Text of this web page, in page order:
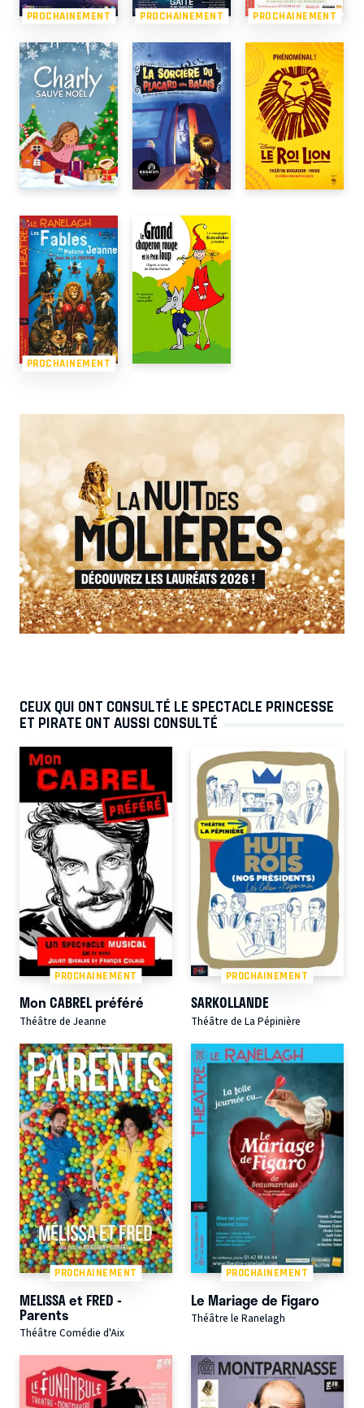
PROCHAINEMENT PROCHAINEMENT PROCHAINEMENT
PROCHAINEMENT
CEUX QUI ONT CONSULTÉ LE SPECTACLE PRINCESSE
ET PIRATE ONT AUSSI CONSULTÉ
PROCHAINEMENT
Mon CABREL préféré
Théâtre de Jeanne
PROCHAINEMENT
SARKOLLANDE
Théâtre de La Pépinière
PROCHAINEMENT
MELISSA et FRED -
Parents
Théâtre Comédie d'Aix
PROCHAINEMENT
Le Mariage de Figaro
Théâtre le Ranelagh